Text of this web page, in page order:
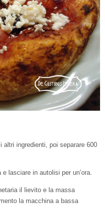
altri ingredienti, poi separare 600
lasciare in autolisi per un’ora.
il lievito e la massa
la macchina a bassa